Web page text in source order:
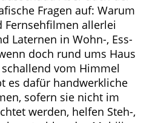
Fragen auf: Warum
Fernsehfilmen allerlei
Laternen in Wohn-, Ess-
doch rund ums Haus
vom Himmel
es dafür handwerkliche
sofern sie nicht im
werden, helfen Steh-,